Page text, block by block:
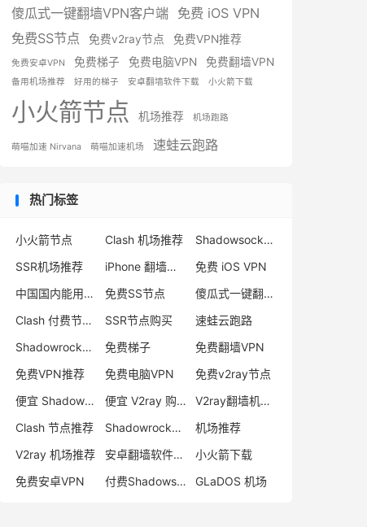
傻瓜式一键翻墙VPN客户端 免费 iOS VPN
免费SS节点
免费v2ray节点 免费VPN推荐
免费安卓VPN 免费梯子 免费电脑VPN 免费翻墙VPN
备用机场推荐 好用的梯子 安卓翻墙软件下载 小火箭下载
小火箭节点 机场推荐 机场跑路
萌喵加速 Nirvana 萌喵加速机场 速蛙云跑路
热门标签
小火箭节点 Clash 机场推荐
Shadowsocks 付费节点
SSR机场推荐
iPhone 翻墙代理软件
免费 iOS VPN
中国国内能用的翻墙VPN推荐
免费SS节点
傻瓜式一键翻墙VPN客户端
Clash 付费节点购买
SSR节点购买
速蛙云跑路
Shadowrocket 地址
免费梯子
免费翻墙VPN
免费VPN推荐
免费电脑VPN
免费v2ray节点
便宜 Shadowsocks 购买
便宜 V2ray 购买
V2ray翻墙机场推荐
Clash 节点推荐
Shadowrocket 付费节点
机场推荐
V2ray 机场推荐
安卓翻墙软件下载
小火箭下载
免费安卓VPN
付费Shadowsocks推荐 GLaDOS 机场